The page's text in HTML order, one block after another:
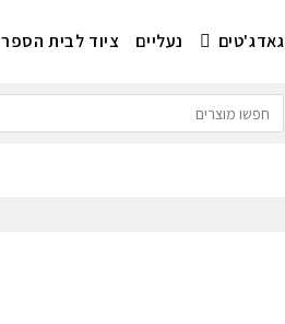
גאדג'טים נעליים ציוד לבית הספר